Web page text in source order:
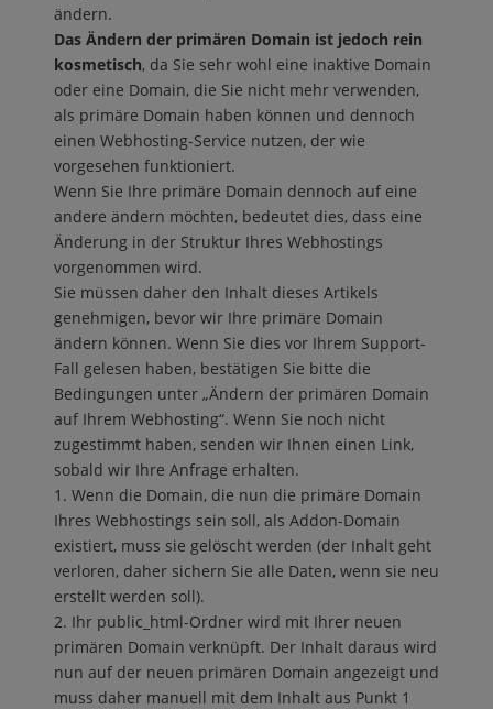
ändern.
Das Ändern der primären Domain ist jedoch rein
kosmetisch, da Sie sehr wohl eine inaktive Domain
oder eine Domain, die Sie nicht mehr verwenden,
als primäre Domain haben können und dennoch
einen Webhosting-Service nutzen, der wie
vorgesehen funktioniert.
Wenn Sie Ihre primäre Domain dennoch auf eine
andere ändern möchten, bedeutet dies, dass eine
Änderung in der Struktur Ihres Webhostings
vorgenommen wird.
Sie müssen daher den Inhalt dieses Artikels
genehmigen, bevor wir Ihre primäre Domain
ändern können. Wenn Sie dies vor Ihrem Support-
Fall gelesen haben, bestätigen Sie bitte die
Bedingungen unter „Ändern der primären Domain
auf Ihrem Webhosting“. Wenn Sie noch nicht
zugestimmt haben, senden wir Ihnen einen Link,
sobald wir Ihre Anfrage erhalten.
Wenn die Domain, die nun die primäre Domain
Ihres Webhostings sein soll, als Addon-Domain
existiert, muss sie gelöscht werden (der Inhalt geht
verloren, daher sichern Sie alle Daten, wenn sie neu
erstellt werden soll).
Ihr public_html-Ordner wird mit Ihrer neuen
primären Domain verknüpft. Der Inhalt daraus wird
nun auf der neuen primären Domain angezeigt und
muss daher manuell mit dem Inhalt aus Punkt 1